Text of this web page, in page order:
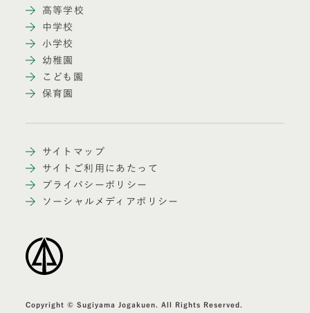
高等学校
中学校
小学校
幼稚園
こども園
保育園
サイトマップ
サイトご利用にあたって
プライバシーポリシー
ソーシャルメディアポリシー
Copyright © Sugiyama Jogakuen. All Rights Reserved.